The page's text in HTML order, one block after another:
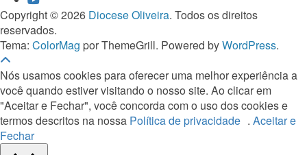
Copyright © 2026 Diocese Oliveira. Todos os direitos
reservados.
Tema: ColorMag por ThemeGrill. Powered byWordPress.
Nós usamos cookies para oferecer uma melhor experiência a
você quando estiver visitando o nosso site. Ao clicar em
"Aceitar e Fechar", você concorda com o uso dos cookies e
termos descritos na nossa Política de privacidade . Aceitar e
Fechar